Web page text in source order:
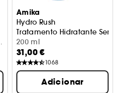
Amika
Hydro Rush
Tratamento Hidratante Sem
200 ml
31,00 €
1068
Adicionar